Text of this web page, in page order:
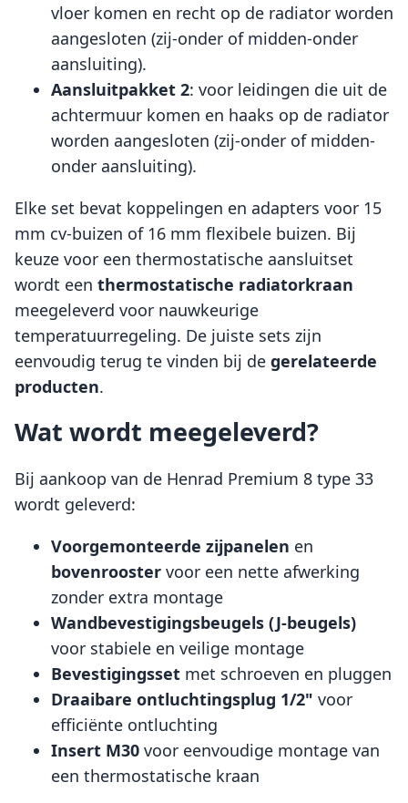
vloer komen en recht op de radiator worden
aangesloten (zij-onder of midden-onder
aansluiting).
Aansluitpakket 2: voor leidingen die uit de
achtermuur komen en haaks op de radiator
worden aangesloten (zij-onder of midden-
onder aansluiting).
Elke set bevat koppelingen en adapters voor 15
mm cv-buizen of 16 mm flexibele buizen. Bij
keuze voor een thermostatische aansluitset
wordt een thermostatische radiatorkraan
meegeleverd voor nauwkeurige
temperatuurregeling. De juiste sets zijn
eenvoudig terug te vinden bij de gerelateerde
producten.
Wat wordt meegeleverd?
Bij aankoop van de Henrad Premium 8 type 33
wordt geleverd:
Voorgemonteerde zijpanelen en
bovenrooster voor een nette afwerking
zonder extra montage
Wandbevestigingsbeugels (J-beugels)
voor stabiele en veilige montage
Bevestigingsset met schroeven en pluggen
Draaibare ontluchtingsplug 1/2" voor
efficiënte ontluchting
Insert M30 voor eenvoudige montage van
een thermostatische kraan